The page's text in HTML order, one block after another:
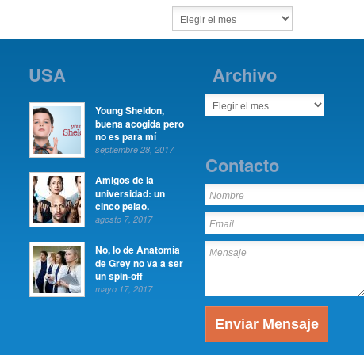
USA
Young Sheldon,
buena acogida pero
no es para mí
septiembre 28, 2017
Amigos de la
universidad: un
cinco pelao.
agosto 7, 2017
No, lo de Anatomía
de Grey no va a ser
un spin-off
mayo 17, 2017
Archivo
Contacto